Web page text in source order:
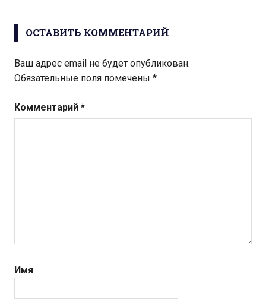
ОСТАВИТЬ КОММЕНТАРИЙ
Ваш адрес email не будет опубликован.
Обязательные поля помечены *
Комментарий *
Имя